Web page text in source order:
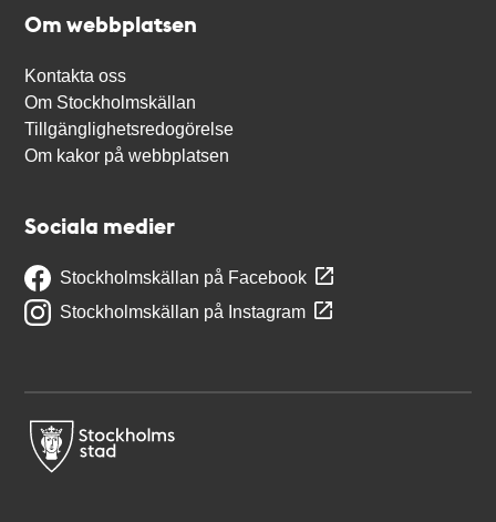
Om webbplatsen
Kontakta oss
Om Stockholmskällan
Tillgänglighetsredogörelse
Om kakor på webbplatsen
Sociala medier
Stockholmskällan på Facebook
Stockholmskällan på Instagram